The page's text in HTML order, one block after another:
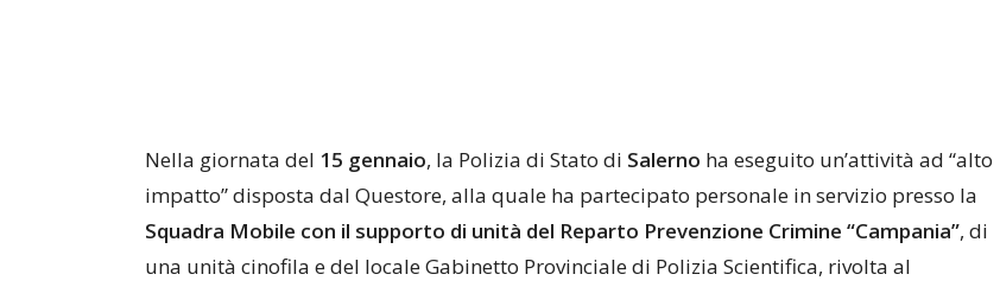
Nella giornata del 15 gennaio, la Polizia di Stato di Salerno ha eseguito un’attività ad “alto
impatto” disposta dal Questore, alla quale ha partecipato personale in servizio presso la
Squadra Mobile con il supporto di unità del Reparto Prevenzione Crimine “Campania”, di
una unità cinofila e del locale Gabinetto Provinciale di Polizia Scientifica, rivolta al